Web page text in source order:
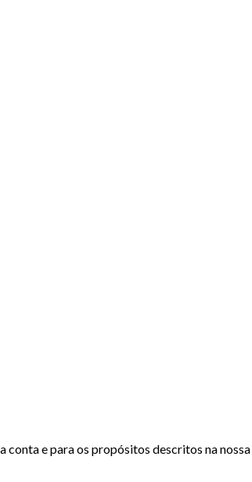
conta e para os propósitos descritos na nossa